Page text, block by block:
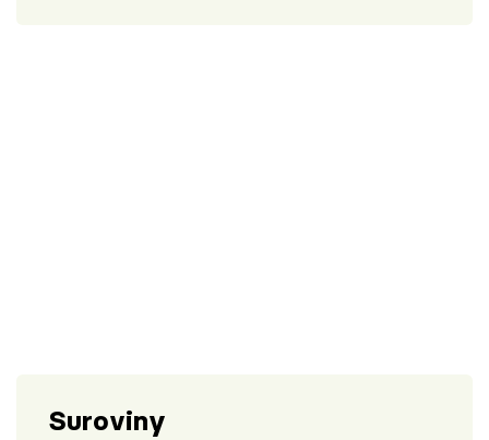
Suroviny